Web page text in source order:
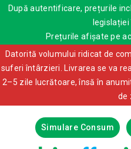
După autentificare, prețurile
legislației
Prețurile afișate pe
Datorită volumului ridicat de
suferi întârzieri. Livrarea se va
2–5 zile lucrătoare, însă în
de
Simulare Consum